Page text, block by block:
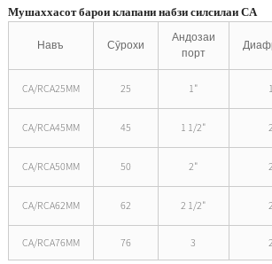
Мушаххасот барои клапани набзи силсилаи CA
Навъ Сӯрохи
Андозаи
порт
CA/RCA25MM 25 1" 1
CA/RCA45MM 45 1 1/2" 2
CA/RCA50MM 50 2" 2
CA/RCA62MM 62 2 1/2" 2
CA/RCA76MM 76 3 2